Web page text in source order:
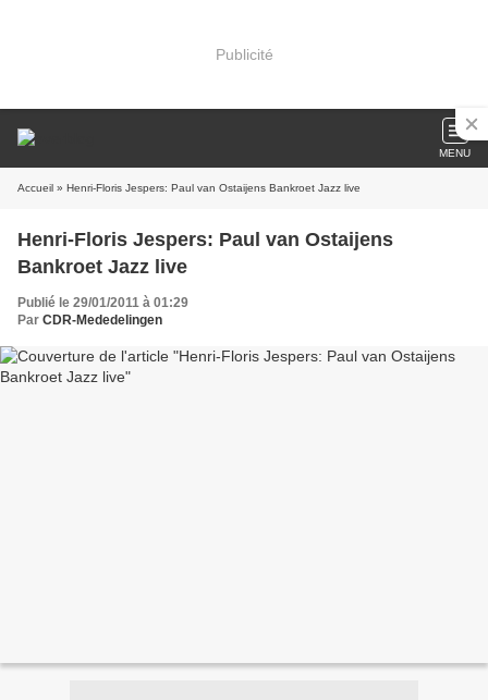
Publicité
MENU
Accueil » Henri-Floris Jespers: Paul van Ostaijens Bankroet Jazz live
Henri-Floris Jespers: Paul van Ostaijens
Bankroet Jazz live
Publié le 29/01/2011 à 01:29
Par CDR-Mededelingen